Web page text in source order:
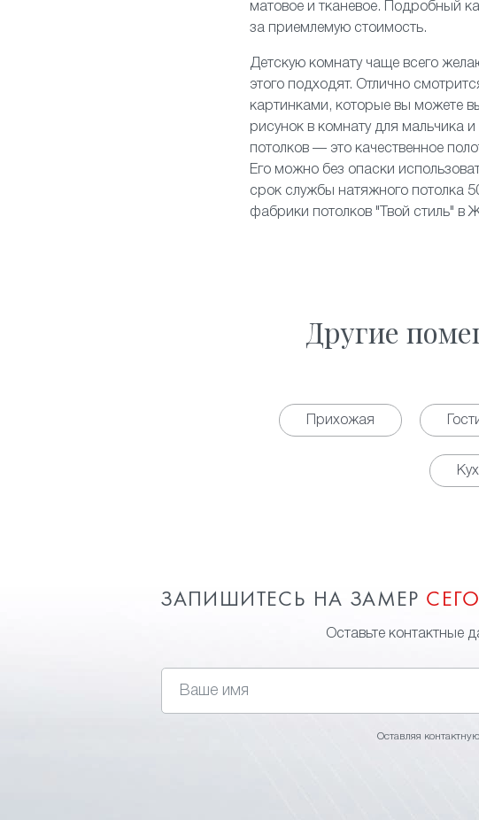
матовое итканевое. Подробный
за приемлемую стоимость.
Детскую комнату чаще всего
этого подходят. Отлично
картинками, которые вы можете
рисунок в комнату для мальчика
потолков — это качественное
Его можно без опаски
срок службы натяжного потолка
фабрики потолков "Твой стиль" в
Другие
Прихожая
ЗАПИШИТЕСЬ НА ЗАМЕР
Оставьте контактные
Оставляя